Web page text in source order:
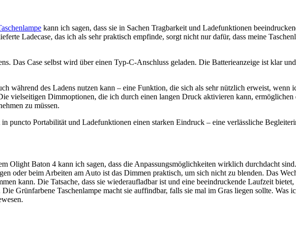
kann ich sagen, dass sie in Sachen Tragbarkeit und Ladefunktionen
Ladecase, das ich als sehr praktisch empfinde, sorgt nicht nur dafür, dass meine
Das Case selbst wird über einen Typ-C-Anschluss geladen. Die Batterieanzeige ist klar
während des Ladens nutzen kann – eine Funktion, die sich als sehr nützlich erweist,
vielseitigen Dimmoptionen, die ich durch einen langen Druck aktivieren kann,
zu müssen.
puncto Portabilität und Ladefunktionen einen starken Eindruck – eine verlässliche
Olight Baton 4 kann ich sagen, dass die Anpassungsmöglichkeiten wirklich durchdacht
oder beim Arbeiten am Auto ist das Dimmen praktisch, um sich nicht zu blenden. Das
kann. Die Tatsache, dass sie wiederaufladbar ist und eine beeindruckende Laufzeit
Grünfarbene Taschenlampe macht sie auffindbar, falls sie mal im Gras liegen sollte. Was